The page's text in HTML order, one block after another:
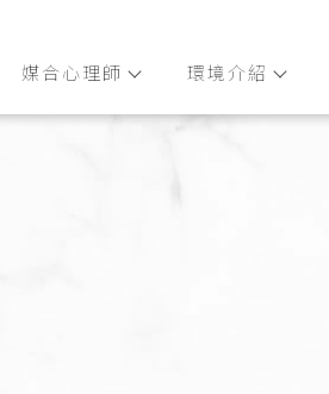
媒合心理師 環境介紹